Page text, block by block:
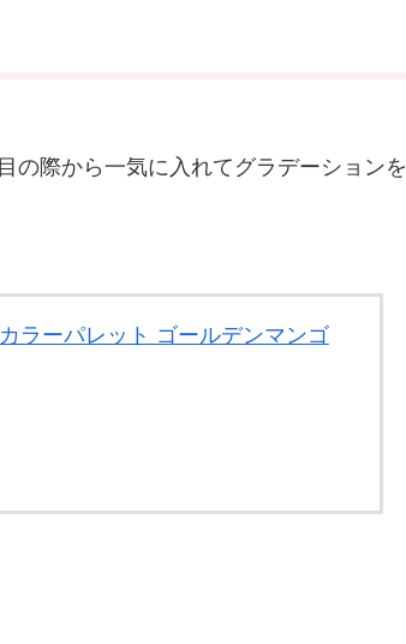
際から一気に入れてグラデーションを
ラーパレット ゴールデンマンゴ